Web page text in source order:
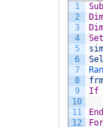
1
2
3
4
5
6
7
8
9
10
11
12
Sub
Dim
Dim
Set
sim
If
End
For